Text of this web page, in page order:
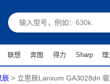
联想 奔图 得力 Sharp 理
辰 > 立思辰Lanxum GA3028dn